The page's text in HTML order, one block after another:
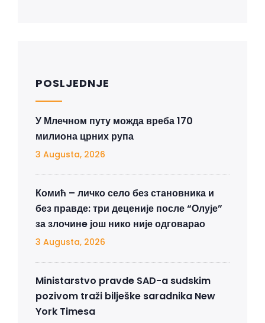
POSLJEDNJE
У Млечном путу можда вреба 170
милиона црних рупа
3 Augusta, 2026
Комић – личко село без становника и
без правде: три деценије после “Олује”
за злочинe још нико није одговарао
3 Augusta, 2026
Ministarstvo pravde SAD-a sudskim
pozivom traži bilješke saradnika New
York Timesa